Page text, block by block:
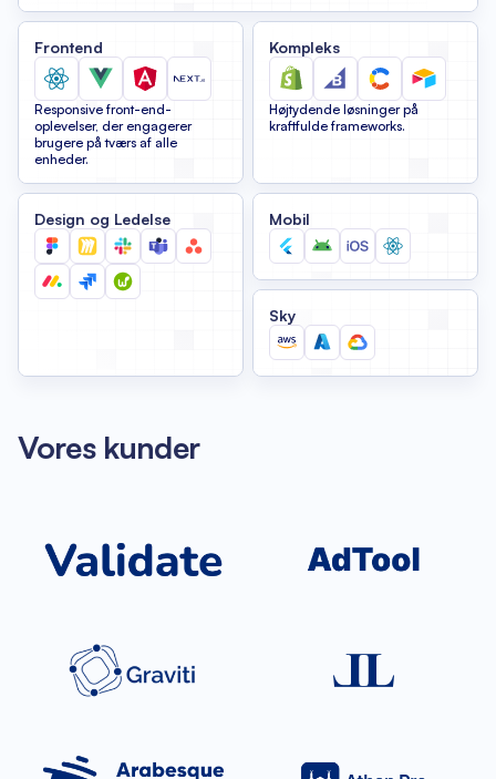
Frontend
Responsive front-end-
oplevelser, der engagerer
brugere på tværs af alle
enheder.
Kompleks
Højtydende løsninger på
kraftfulde frameworks.
Design og Ledelse Mobil
Sky
Vores kunder